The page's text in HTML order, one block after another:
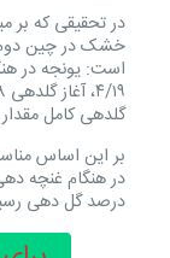
در تحقیقی که بر
خشک در چین دوم
گلدهی کامل مقدار ۶/۱۳ درصد گزارش شده است.
بر این اساس
درصد گل دهی